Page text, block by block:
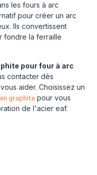
les fours à arc
pour créer un arc
Ils convertissent
fondre la ferraille
pour four à arc
contacter dès
aider. Choisissez un
graphite pour vous
de l'acier eaf.